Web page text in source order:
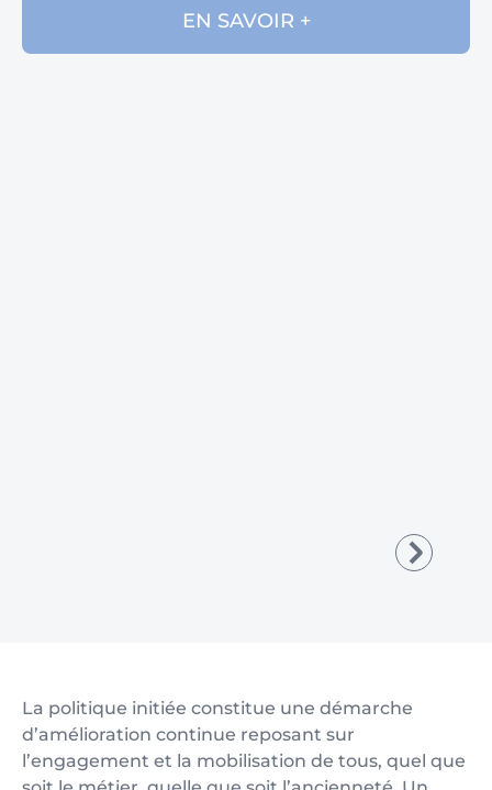
EN SAVOIR +
La politique initiée constitue une démarche
d’amélioration continue reposant sur
l’engagement et la mobilisation de tous, quel que